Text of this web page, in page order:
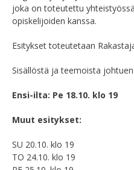
joka on toteutettu
opiskelijoiden kanssa.
Esitykset toteutetaan
Sisällöstä ja teemoista
Ensi-ilta: Pe 18.10. klo 19
Muut esitykset:
SU 20.10. klo 19
TO 24.10. klo 19